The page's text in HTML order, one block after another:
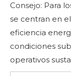
Consejo: Para
se centran en
eficiencia
condiciones
operativos